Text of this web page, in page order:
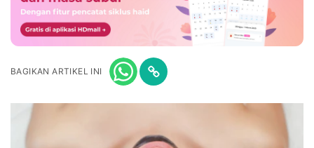
BAGIKAN ARTIKEL INI